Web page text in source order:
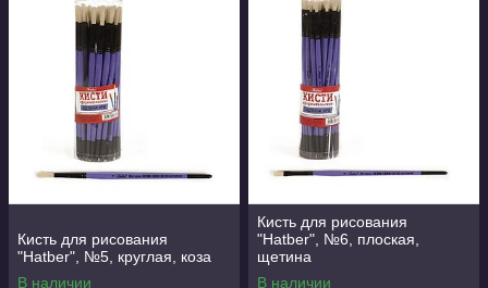
Кисть для рисования
"Hatber", №5, круглая, коза
В наличии
Кисть для рисования
"Hatber", №6, плоская,
щетина
В наличии